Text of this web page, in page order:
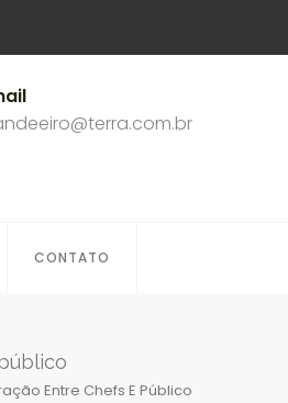
CONTATO
Entre Chefs E Público